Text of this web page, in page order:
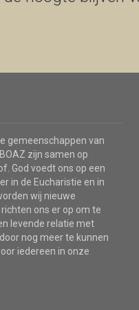
gemeenschappen van
zijn samen op
God voedt ons op een
in de Eucharistie en in
wij nieuwe
ons er op om te
levende relatie met
nog meer te kunnen
iedereen in onze